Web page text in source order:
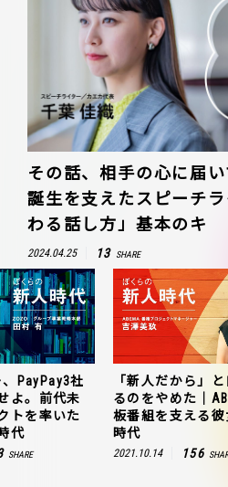
その話、相手の心に届
誕生を支えたスピーチ
わる話し方」基本のキ
2024.04.25 13 SHARE
PayPay3社
よ。前代未
トを率いた
代
SHARE
「新人だから」
るのをやめた｜
板番組を支える彼
時代
2021.10.14 156